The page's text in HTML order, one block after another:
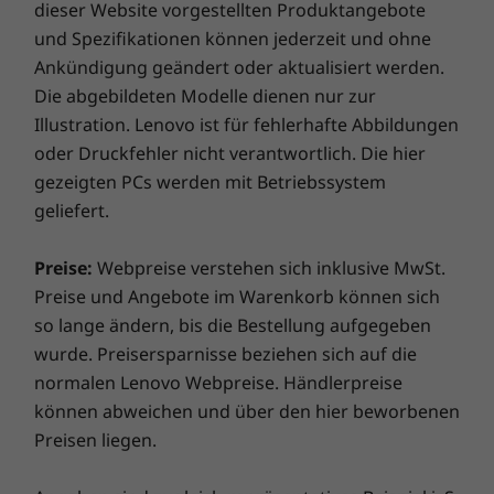
Passwörter, während die BIOS-basierte Smart
USB Protection verhindert, dass sich nicht
autorisierte Benutzer mit dem Gerät verbinden
und auf Ihre Dateien zugreifen. Das Gerät ist
außerdem mit einem Steckplatz für ein
Kensington-Schloss ausgestattet, mit dem Sie
anderen Platz anschließen können.
Hauptspeicher
Up to 2 DDR4
SODIMM
2933MHz
Massenspeiche
r
2.5” HDD or PCIe
add-on cards
Vergleichen
Hauptspeicher
Bis zu 32 GB DDR5
Massenspeiche
r
Jetzt kaufen
Vergleichen
Bis zu 64
Jetzt
Sämtliches ansehen Desktops und All-in-One-PCs
schnelleren und zuverlässigeren Internetverbindung
und verbesserter Konnektivität. Schützen Sie Ihre IT-
Investitionen, indem Sie Adware, Malware und andere
Bedrohungen effizient abwehren. Entfesseln Sie das
Potenzial für eine spannende virtuelle Reise!
dieser Website vorgestellten Produktangebote
und Spezifikationen können jederzeit und ohne
Ankündigung geändert oder aktualisiert werden.
Die abgebildeten Modelle dienen nur zur
Illustration. Lenovo ist für fehlerhafte Abbildungen
oder Druckfehler nicht verantwortlich. Die hier
gezeigten PCs werden mit Betriebssystem
geliefert.
Preise: Webpreise verstehen sich inklusive MwSt.
Preise und Angebote im Warenkorb können sich
so lange ändern, bis die Bestellung aufgegeben
wurde. Preisersparnisse beziehen sich auf die
normalen Lenovo Webpreise. Händlerpreise
können abweichen und über den hier beworbenen
Preisen liegen.